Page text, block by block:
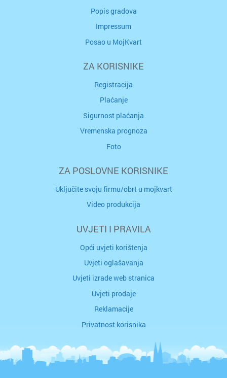
Popis gradova
Impressum
Posao u MojKvart
ZA KORISNIKE
Registracija
Plaćanje
Sigurnost plaćanja
Vremenska prognoza
Foto
ZA POSLOVNE KORISNIKE
Uključite svoju firmu/obrt u mojkvart
Video produkcija
UVJETI I PRAVILA
Opći uvjeti korištenja
Uvjeti oglašavanja
Uvjeti izrade web stranica
Uvjeti prodaje
Reklamacije
Privatnost korisnika